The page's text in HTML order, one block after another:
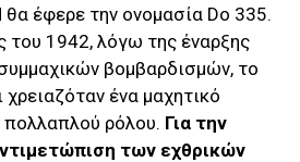
έφερε την ονομασία Do 335.
1942, λόγω της έναρξης
βομβαρδισμών, το
ένα μαχητικό
ρόλου. Για την
των εχθρικών